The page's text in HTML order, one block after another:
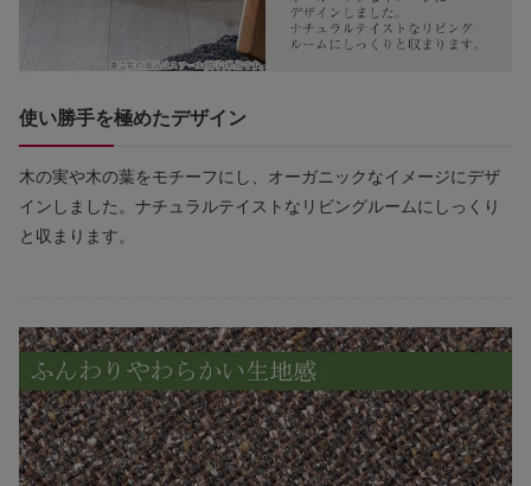
使い勝手を極めたデザイン
木の実や木の葉をモチーフにし、オーガニックなイメージにデザ
インしました。ナチュラルテイストなリビングルームにしっくり
と収まります。